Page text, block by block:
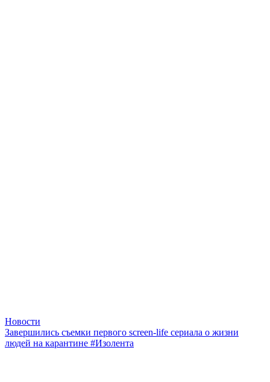
Новости
Завершились съемки первого screen-life сериала о жизни
людей на карантине #Изолента